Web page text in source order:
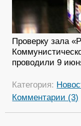
Проверку зала
проводили 9
Категория:
Комментарии (3)